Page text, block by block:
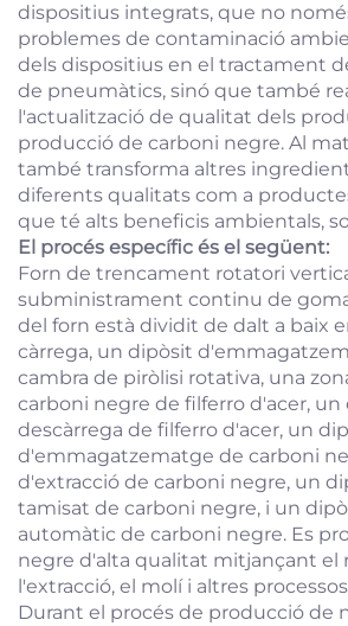
dispositius integrats, que no
problemes de contaminació
dels dispositius en el tractament
de pneumàtics, sinó que també
l'actualització de qualitat dels
producció de carboni negre. Al
també transforma altres
diferents qualitats com a
que té alts beneficis ambientals,
El procés específic és el següent:
Forn de trencament rotatori
subministrament continu de
del forn està dividit de dalt a baix
càrrega, un dipòsit
cambra de piròlisi rotativa, una
carboni negre de filferro d'acer, un
descàrrega de filferro d'acer, un
d'emmagatzematge de carboni
d'extracció de carboni negre, un
tamisat de carboni negre, i un
automàtic de carboni negre. Es
negre d'alta qualitat mitjançant el
l'extracció, el molí i altres
Durant el procés de producció de